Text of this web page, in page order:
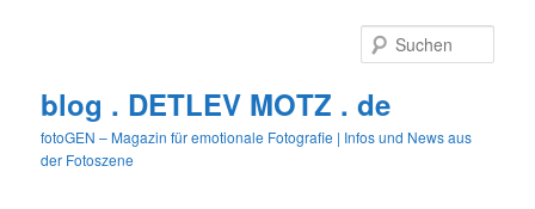
blog . DETLEV MOTZ . de
fotoGEN – Magazin für emotionale Fotografie | Infos und News aus
der Fotoszene